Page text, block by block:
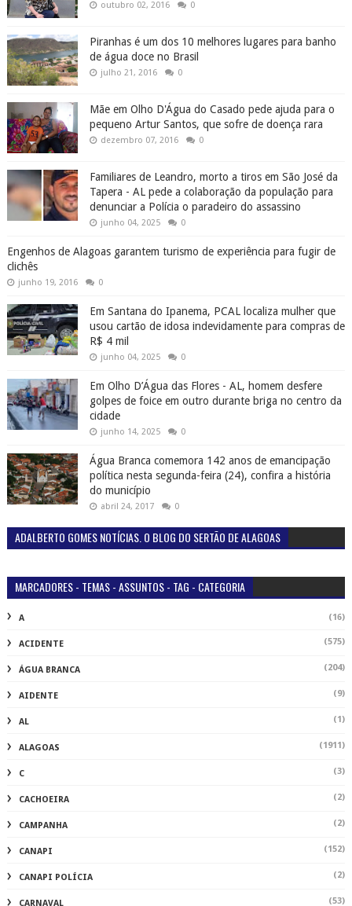
outubro 02, 2016 0
Piranhas é um dos 10 melhores lugares para banho
de água doce no Brasil
julho 21, 2016 0
Mãe em Olho D'Água do Casado pede ajuda para o
pequeno Artur Santos, que sofre de doença rara
dezembro 07, 2016 0
Familiares de Leandro, morto a tiros em São José da
Tapera - AL pede a colaboração da população para
denunciar a Polícia o paradeiro do assassino
junho 04, 2025 0
Engenhos de Alagoas garantem turismo de experiência para fugir de
clichês
junho 19, 2016 0
Em Santana do Ipanema, PCAL localiza mulher que
usou cartão de idosa indevidamente para compras de
R$ 4 mil
junho 04, 2025 0
Em Olho D’Água das Flores - AL, homem desfere
golpes de foice em outro durante briga no centro da
cidade
junho 14, 2025 0
Água Branca comemora 142 anos de emancipação
política nesta segunda-feira (24), confira a história
do município
abril 24, 2017 0
ADALBERTO GOMES NOTÍCIAS. O BLOG DO SERTÃO DE ALAGOAS
MARCADORES - TEMAS - ASSUNTOS - TAG - CATEGORIA
A (16)
ACIDENTE (575)
ÁGUA BRANCA (204)
AIDENTE (9)
AL (1)
ALAGOAS (1911)
C (3)
CACHOEIRA (2)
CAMPANHA (2)
CANAPI (152)
CANAPI POLÍCIA (2)
CARNAVAL (53)